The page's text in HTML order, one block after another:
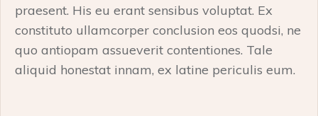
praesent. His eu erant sensibus voluptat. Ex
constituto ullamcorper conclusion eos quodsi, ne
quo antiopam assueverit contentiones. Tale
aliquid honestat innam, ex latine periculis eum.